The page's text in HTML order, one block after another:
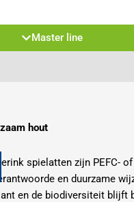
Master line
hout
spielatten zijn PEFC-
en duurzame
en de biodiversiteit blijft